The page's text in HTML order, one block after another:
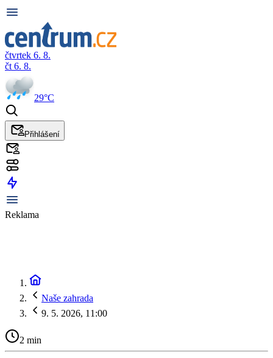
čtvrtek 6. 8.
čt 6. 8.
29°C
Přihlášení
Reklama
Naše zahrada
9. 5. 2026, 11:00
2 min